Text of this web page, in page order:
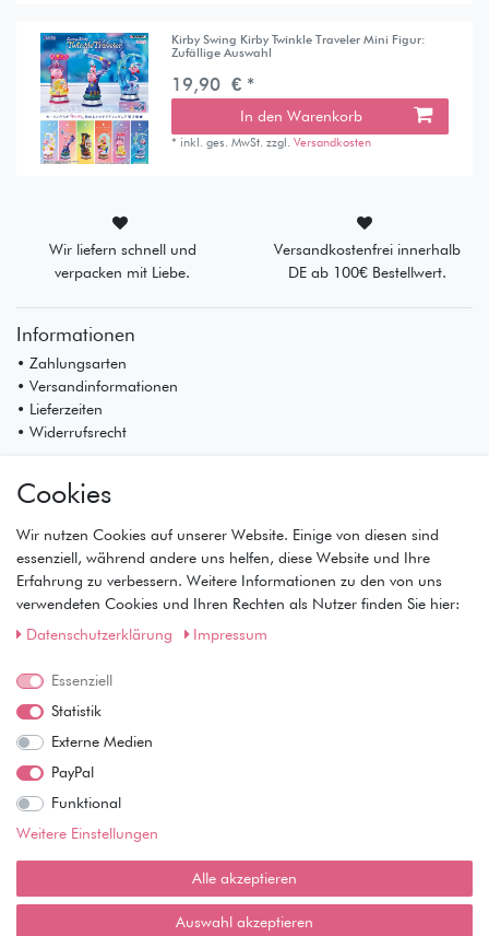
Kirby Swing Kirby Twinkle Traveler Mini Figur:
Zufällige Auswahl
19,90 € *
In den Warenkorb
* inkl. ges. MwSt. zzgl.Versandkosten
Wir liefern schnell und
verpacken mit Liebe.
Versandkostenfrei innerhalb
DE ab 100€ Bestellwert.
Informationen
• Zahlungsarten
• Versandinformationen
• Lieferzeiten
• Widerrufsrecht
• Registrierung
• Warenkorb
• Kasse
• Wunschliste
Service
• Datenschutz
• AGB
Wie läuft der Versand ab?
Kann ich meine Bestellung abholen?
Ist die Ware neuverpackt?
Muss ich Vorbesteller-Artikel sofort bezahlen?
Cookies
Wir nutzen Cookies auf unserer Website. Einige von diesen sind
essenziell, während andere uns helfen, diese Website und Ihre
Erfahrung zu verbessern. Weitere Informationen zu den von uns
verwendeten Cookies und Ihren Rechten als Nutzer finden Sie hier:
Daten­schutz­erklärung
Impressum
Essenziell
Statistik
Externe Medien
PayPal
Funktional
Weitere Einstellungen
Alle akzeptieren
Auswahl akzeptieren